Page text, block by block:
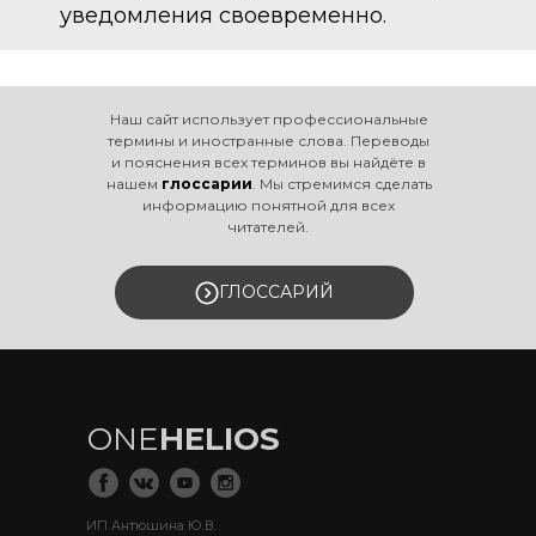
уведомления своевременно.
Наш сайт использует профессиональные
термины и иностранные слова. Переводы
и пояснения всех терминов вы найдёте в
нашем глоссарии. Мы стремимся сделать
информацию понятной для всех
читателей.
ГЛОССАРИЙ
ИП Антюшина Ю.В.
ONEHELIOS